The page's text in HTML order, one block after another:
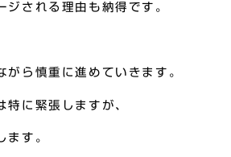
される理由も納得です。
ら慎重に進めていきます。
特に緊張しますが、
ます。